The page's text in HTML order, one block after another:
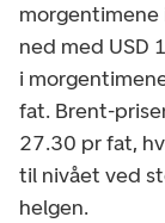
morgentimene
ned med USD
i
fat. Brent-
27.30 pr fat,
til nivået ved
helgen.